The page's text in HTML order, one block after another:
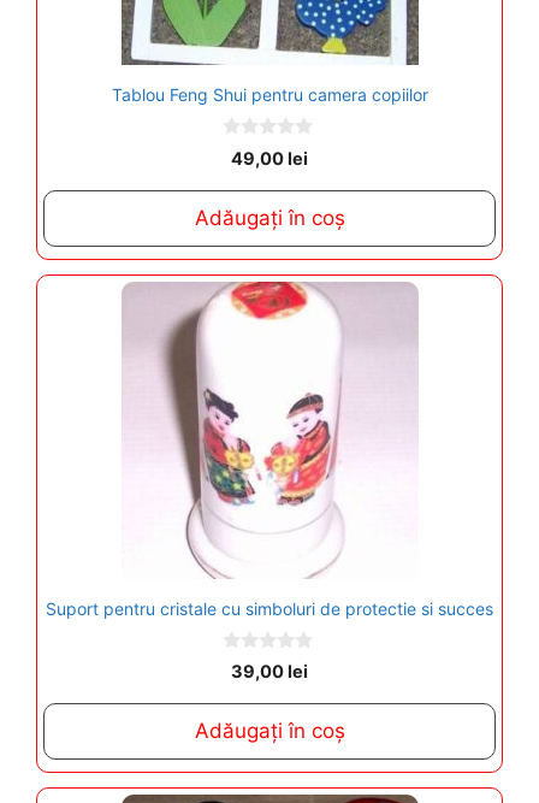
Tablou Feng Shui pentru camera copiilor
o
o
5
49,00lei
Adăugați în coș
Suport pentru cristale cu simboluri de protectie si succes
o
o
5
39,00lei
Adăugați în coș